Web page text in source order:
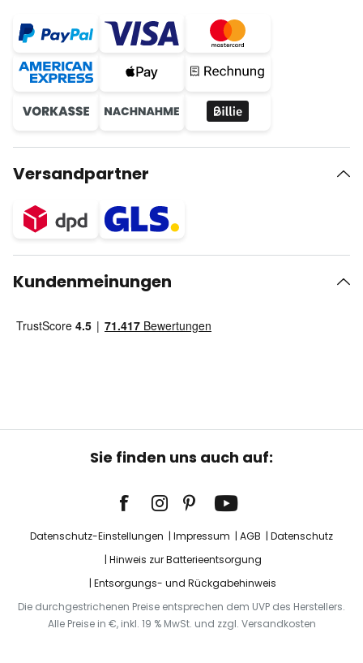
Versandpartner
Kundenmeinungen
Sie finden uns auch auf:
Datenschutz-Einstellungen Impressum AGB
Datenschutz
Hinweis zur Batterieentsorgung
Entsorgungs- und Rückgabehinweis
Die durchgestrichenen Preise entsprechen dem UVP des Herstellers.
Alle Preise in €, inkl. 19 % MwSt. und zzgl. Versandkosten